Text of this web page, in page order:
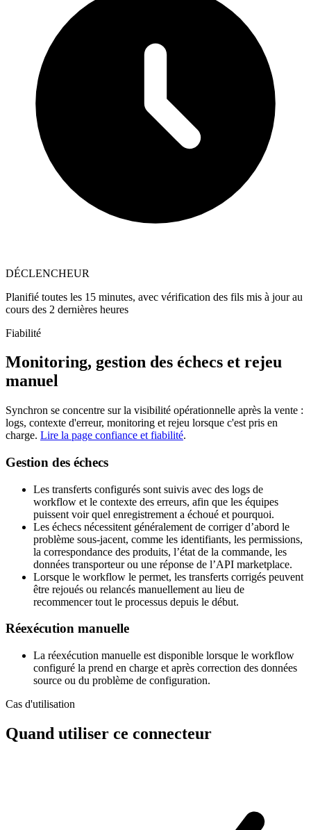
DÉCLENCHEUR
Planifié toutes les 15 minutes, avec vérification des fils mis à jour au
cours des 2 dernières heures
Fiabilité
Monitoring, gestion des échecs et rejeu
manuel
Synchron se concentre sur la visibilité opérationnelle après la vente :
logs, contexte d'erreur, monitoring et rejeu lorsque c'est pris en
charge. Lire la page confiance et fiabilité.
Gestion des échecs
Les transferts configurés sont suivis avec des logs de
workflow et le contexte des erreurs, afin que les équipes
puissent voir quel enregistrement a échoué et pourquoi.
Les échecs nécessitent généralement de corriger d’abord le
problème sous-jacent, comme les identifiants, les permissions,
la correspondance des produits, l’état de la commande, les
données transporteur ou une réponse de l’API marketplace.
Lorsque le workflow le permet, les transferts corrigés peuvent
être rejoués ou relancés manuellement au lieu de
recommencer tout le processus depuis le début.
Réexécution manuelle
La réexécution manuelle est disponible lorsque le workflow
configuré la prend en charge et après correction des données
source ou du problème de configuration.
Cas d'utilisation
Quand utiliser ce connecteur